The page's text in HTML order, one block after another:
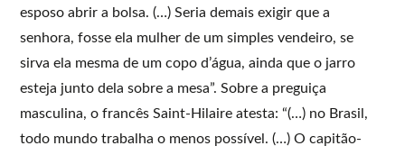
esposo abrir a bolsa. (…) Seria demais exigir que a
senhora, fosse ela mulher de um simples vendeiro, se
sirva ela mesma de um copo d’água, ainda que o jarro
esteja junto dela sobre a mesa”. Sobre a preguiça
masculina, o francês Saint-Hilaire atesta: “(…) no Brasil,
todo mundo trabalha o menos possível. (…) O capitão-